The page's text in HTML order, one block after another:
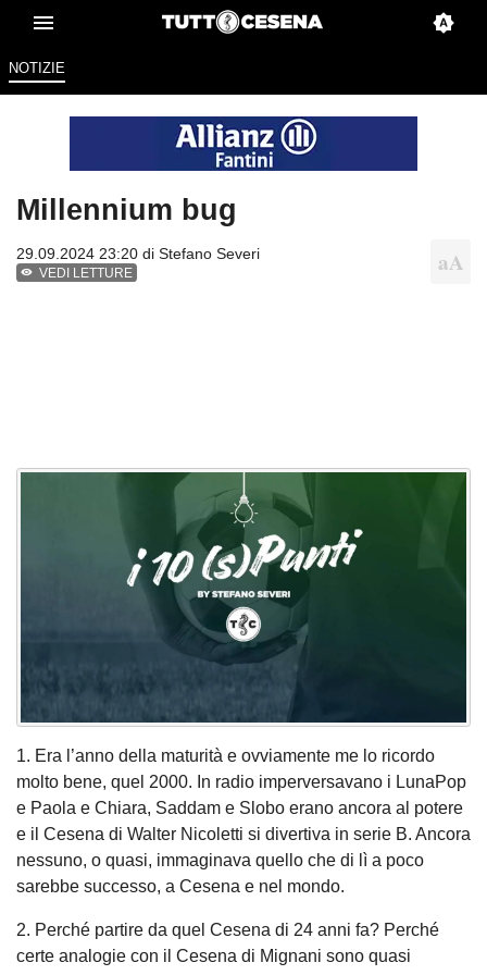
NOTIZIE
Millennium bug
29.09.2024 23:20 di Stefano Severi
VEDI LETTURE
1. Era l’anno della maturità e ovviamente me lo ricordo
molto bene, quel 2000. In radio imperversavano i LunaPop
e Paola e Chiara, Saddam e Slobo erano ancora al potere
e il Cesena di Walter Nicoletti si divertiva in serie B. Ancora
nessuno, o quasi, immaginava quello che di lì a poco
sarebbe successo, a Cesena e nel mondo.
2. Perché partire da quel Cesena di 24 anni fa? Perché
certe analogie con il Cesena di Mignani sono quasi